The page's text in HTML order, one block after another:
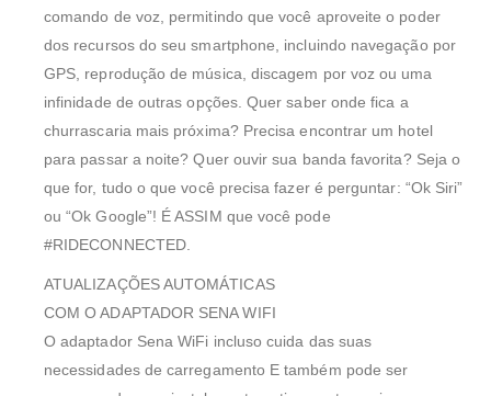
comando de voz, permitindo que você aproveite o poder
dos recursos do seu smartphone, incluindo navegação por
GPS, reprodução de música, discagem por voz ou uma
infinidade de outras opções. Quer saber onde fica a
churrascaria mais próxima? Precisa encontrar um hotel
para passar a noite? Quer ouvir sua banda favorita? Seja o
que for, tudo o que você precisa fazer é perguntar: “Ok Siri”
ou “Ok Google”! É ASSIM que você pode
#RIDECONNECTED.
ATUALIZAÇÕES AUTOMÁTICAS
COM O ADAPTADOR SENA WIFI
O adaptador Sena WiFi incluso cuida das suas
necessidades de carregamento E também pode ser